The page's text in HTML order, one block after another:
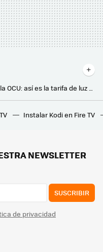
Estos paneles solares los puedes instalar tú mismo en el balcón, pared, terraza y jardín: así son los kits con hasta 800 vatios de Robinsun
Con 12 GB de RAM y 256 GB, este móvil Motorola tiene mucho que ofrecerte por menos de 170 euros
Instalar Kodi en Fire TV
NEWSLETTER
SUSCRIBIR
de privacidad